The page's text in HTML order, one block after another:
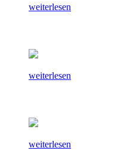
weiterlesen
weiterlesen
weiterlesen